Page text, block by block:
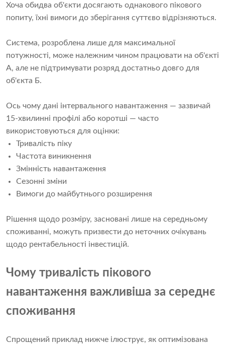
Хоча обидва об'єкти досягають однакового пікового
попиту, їхні вимоги до зберігання суттєво відрізняються.
Система, розроблена лише для максимальної
потужності, може належним чином працювати на об'єкті
А, але не підтримувати розряд достатньо довго для
об'єкта Б.
Ось чому дані інтервального навантаження — зазвичай
15-хвилинні профілі або коротші — часто
використовуються для оцінки:
Тривалість піку
Частота виникнення
Змінність навантаження
Сезонні зміни
Вимоги до майбутнього розширення
Рішення щодо розміру, засновані лише на середньому
споживанні, можуть призвести до неточних очікувань
щодо рентабельності інвестицій.
Чому тривалість пікового
навантаження важливіша за середнє
споживання
Спрощений приклад нижче ілюструє, як оптимізована